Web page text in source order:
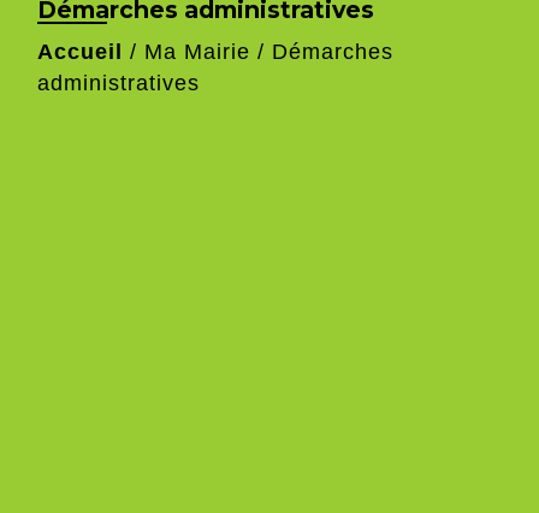
Démarches administratives
Accueil / Ma Mairie / Démarches
administratives